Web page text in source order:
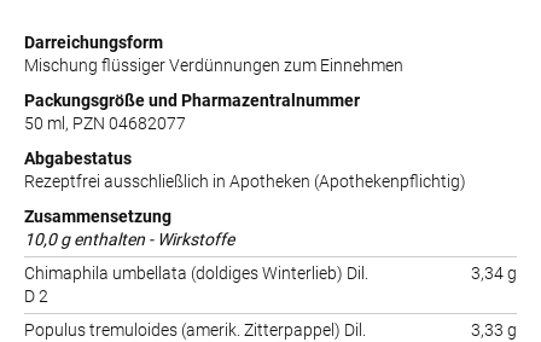
Darreichungsform
Mischung flüssiger Verdünnungen zum Einnehmen
Packungsgröße und Pharmazentralnummer
50 ml, PZN 04682077
Abgabestatus
Rezeptfrei ausschließlich in Apotheken (Apothekenpflichtig)
Zusammensetzung
10,0 g enthalten - Wirkstoffe
Chimaphila umbellata (doldiges Winterlieb) Dil.
D 2
3,34 g
Populus tremuloides (amerik. Zitterpappel) Dil.
3,33 g